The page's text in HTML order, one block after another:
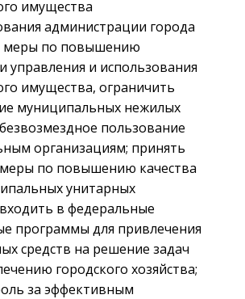
имущества
администрации города
меры по повышению
управления и использования
имущества, ограничить
муниципальных нежилых
пользование
организациям; принять
по повышению качества
унитарных
в федеральные
программы для привлечения
средств на решение задач
городского хозяйства;
за эффективным